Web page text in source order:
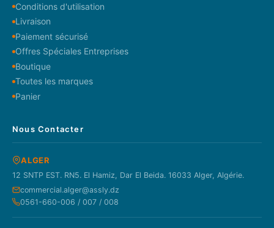
Conditions d'utilisation
Livraison
Paiement sécurisé
Offres Spéciales Entreprises
Boutique
Toutes les marques
Panier
Nous Contacter
ALGER
12 SNTP EST. RN5. El Hamiz, Dar El Beida. 16033 Alger, Algérie.
commercial.alger@assly.dz
0561-660-006 / 007 / 008